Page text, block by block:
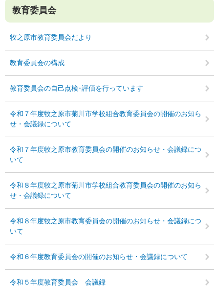
教育委員会
牧之原市教育委員会だより
教育委員会の構成
教育委員会の自己点検･評価を行っています
令和７年度牧之原市菊川市学校組合教育委員会の開催のお知ら
せ・会議録について
令和７年度牧之原市教育委員会の開催のお知らせ・会議録につ
いて
令和８年度牧之原市菊川市学校組合教育委員会の開催のお知ら
せ・会議録について
令和８年度牧之原市教育委員会の開催のお知らせ・会議録につ
いて
令和６年度教育委員会の開催のお知らせ・会議録について
令和５年度教育委員会 会議録